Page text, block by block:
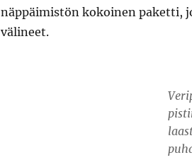
näppäimistön kokoinen paketti,
välineet.